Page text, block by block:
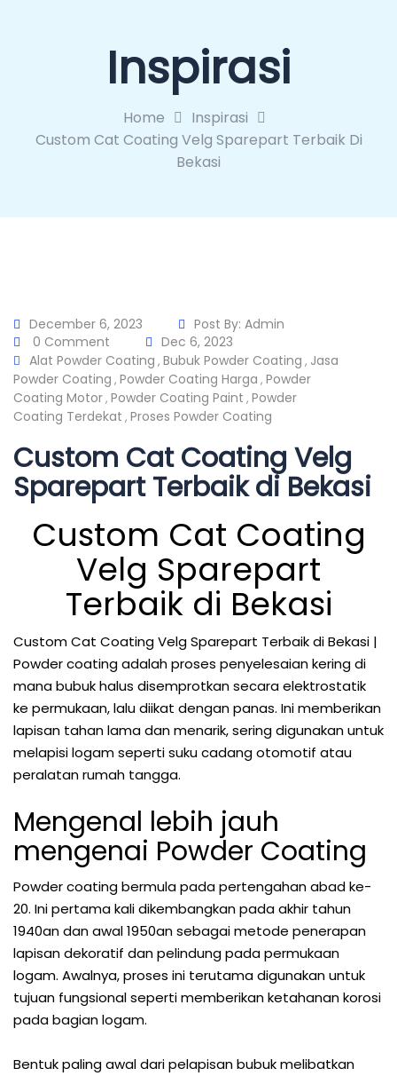
Inspirasi
Home
Inspirasi
Custom Cat Coating Velg Sparepart Terbaik Di
Bekasi
December 6, 2023 Post By: Admin
0 Comment
Dec 6, 2023
Alat Powder Coating , Bubuk Powder Coating , Jasa
Powder Coating , Powder Coating Harga , Powder
Coating Motor, Powder Coating Paint , Powder
Coating Terdekat , Proses Powder Coating
Custom Cat Coating Velg
Sparepart Terbaik di Bekasi
Custom Cat Coating
Velg Sparepart
Terbaik di Bekasi
Custom Cat Coating Velg Sparepart Terbaik di Bekasi |
Powder coating adalah proses penyelesaian kering di
mana bubuk halus disemprotkan secara elektrostatik
ke permukaan, lalu diikat dengan panas. Ini memberikan
lapisan tahan lama dan menarik, sering digunakan untuk
melapisi logam seperti suku cadang otomotif atau
peralatan rumah tangga.
Mengenal lebih jauh
mengenai Powder Coating
Powder coating bermula pada pertengahan abad ke-
20. Ini pertama kali dikembangkan pada akhir tahun
1940an dan awal 1950an sebagai metode penerapan
lapisan dekoratif dan pelindung pada permukaan
logam. Awalnya, proses ini terutama digunakan untuk
tujuan fungsional seperti memberikan ketahanan korosi
pada bagian logam.
Bentuk paling awal dari pelapisan bubuk melibatkan